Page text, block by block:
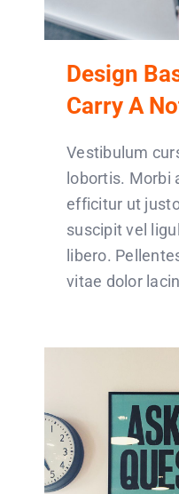
Design
Carry A
Vestibulum
lobortis. Morbi
efficitur ut
suscipit vel
libero.
vitae dolor